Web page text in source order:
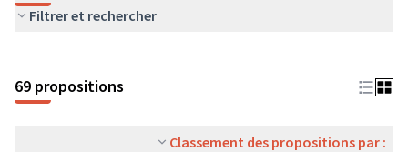
Filtrer et rechercher
69 propositions
Classement des propositions par :